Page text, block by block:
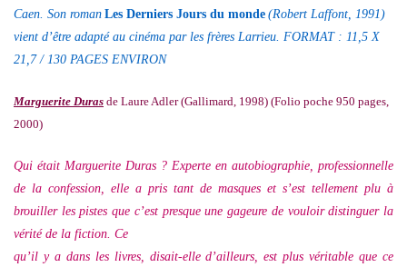
Caen. Son roman Les Derniers Jours du monde (Robert Laffont, 1991)
vient d’être adapté au cinéma par les frères Larrieu. FORMAT : 11,5 X
21,7 / 130 PAGES ENVIRON
Marguerite Duras de Laure Adler (Gallimard, 1998) (Folio poche 950 pages,
2000)
Qui était Marguerite Duras ? Experte en autobiographie, professionnelle
de la confession, elle a pris tant de masques et s’est tellement plu à
brouiller les pistes que c’est presque une gageure de vouloir distinguer la
vérité de la fiction. Ce
qu’il y a dans les livres, disait-elle d’ailleurs, est plus véritable que ce